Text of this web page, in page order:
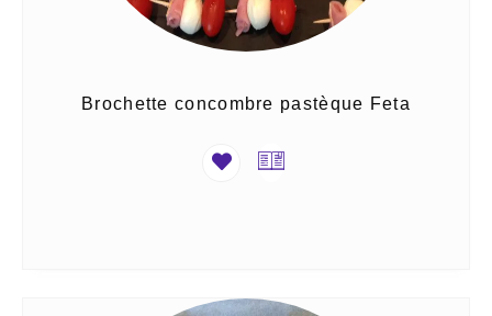
Brochette concombre pastèque Feta